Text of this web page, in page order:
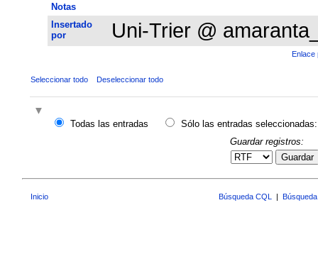
Notas
Insertado
por
Uni-Trier @
Enlace
Seleccionar todo Deseleccionar todo
Todas las entradas
Sólo las entradas seleccionadas:
Guardar registros:
Guardar
Inicio Búsqueda CQL